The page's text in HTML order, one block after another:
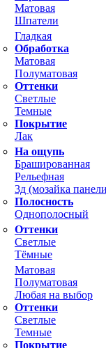
Матовая
Шпатели
Гладкая
Обработка
Матовая
Полуматовая
Оттенки
Светлые
Темные
Покрытие
Лак
На ощупь
Брашированная
Рельефная
3д (мозайка
Полосность
Однополосный
Оттенки
Светлые
Тёмные
Матовая
Полуматовая
Любая на выбор
Оттенки
Светлые
Темные
Покрытие